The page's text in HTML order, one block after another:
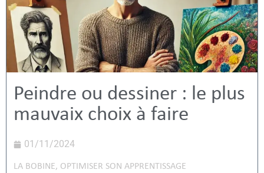
Peindre ou dessiner : le plus
mauvaix choix à faire
01/11/2024
LA BOBINE, OPTIMISER SON APPRENTISSAGE